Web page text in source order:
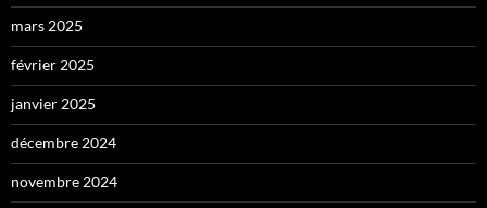
mars 2025
février 2025
janvier 2025
décembre 2024
novembre 2024